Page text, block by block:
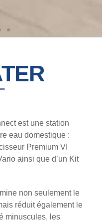
est une station
eau domestique :
Premium VI
ainsi que d’un Kit
non seulement le
réduit également le
minuscules, les